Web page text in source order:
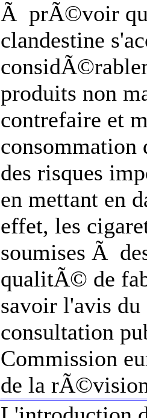
Ã prÃ©voir
clandestine
produits non
contrefaire et
consommation
des risques
en mettant en
effet, les
soumises Ã
qualitÃ© de
savoir l'avis du
consultation
Commission
de la